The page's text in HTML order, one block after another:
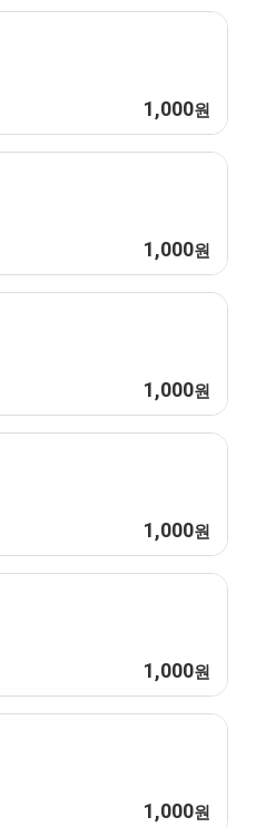
1,000원
1,000원
1,000원
1,000원
1,000원
1,000원